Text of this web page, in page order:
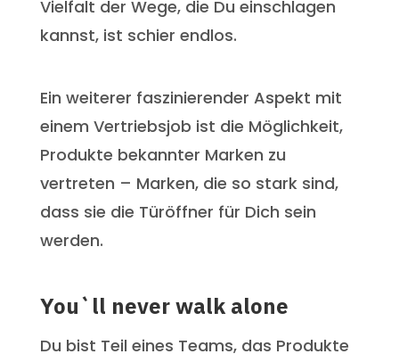
Vielfalt der Wege, die Du einschlagen
kannst, ist schier endlos.
Ein weiterer faszinierender Aspekt mit
einem Vertriebsjob ist die Möglichkeit,
Produkte bekannter Marken zu
vertreten – Marken, die so stark sind,
dass sie die Türöffner für Dich sein
werden.
You`ll never walk alone
Du bist Teil eines Teams, das Produkte